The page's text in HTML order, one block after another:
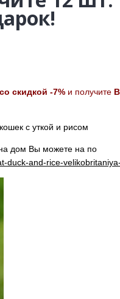
скидкой -7%и получите
с уткой и рисом
дом Вы можете на по
duck-and-rice-